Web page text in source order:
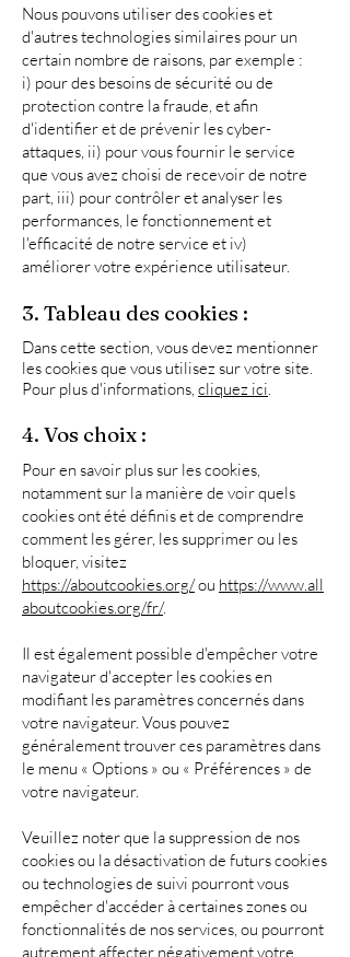
Nous pouvons utiliser des cookies et
d'autres technologies similaires pour un
certain nombre de raisons, par exemple :
i) pour des besoins de sécurité ou de
protection contre la fraude, et afin
d'identifier et de prévenir les cyber-
attaques, ii) pour vous fournir le service
que vous avez choisi de recevoir de notre
part, iii) pour contrôler et analyser les
performances, le fonctionnement et
l'efficacité de notre service et iv)
améliorer votre expérience utilisateur.
3. Tableau des cookies :
Dans cette section, vous devez mentionner
les cookies que vous utilisez sur votre site.
Pour plus d'informations, cliquez ici.
4. Vos choix :
Pour en savoir plus sur les cookies,
notamment sur la manière de voir quels
cookies ont été définis et de comprendre
comment les gérer, les supprimer ou les
bloquer, visitez
https://aboutcookies.org/ou https://www.all
aboutcookies.org/fr/.
Il est également possible d'empêcher votre
navigateur d'accepter les cookies en
modifiant les paramètres concernés dans
votre navigateur. Vous pouvez
généralement trouver ces paramètres dans
le menu « Options » ou « Préférences » de
votre navigateur.
Veuillez noter que la suppression de nos
cookies ou la désactivation de futurs cookies
ou technologies de suivi pourront vous
empêcher d'accéder à certaines zones ou
fonctionnalités de nos services, ou pourront
autrement affecter négativement votre